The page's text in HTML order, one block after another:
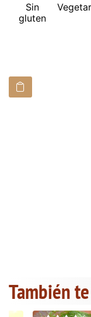
Sin
gluten
También